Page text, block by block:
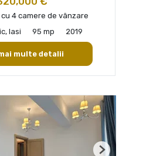
4 camere de vânzare
Iasi
95 mp 2019
multe detalii